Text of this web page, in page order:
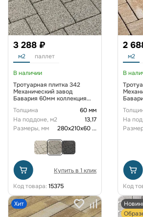
3 288 ₽
м2 паллет
В наличии
Тротуарная плитка 342
Механический завод
Бавария 60мм коллекция
Толщина
60 мм
На поддоне, м2
13,17
Размеры, мм
280х210х60...
Купить в 1 клик
Код товара: 15375
2
м2
В
На
Код
Хит